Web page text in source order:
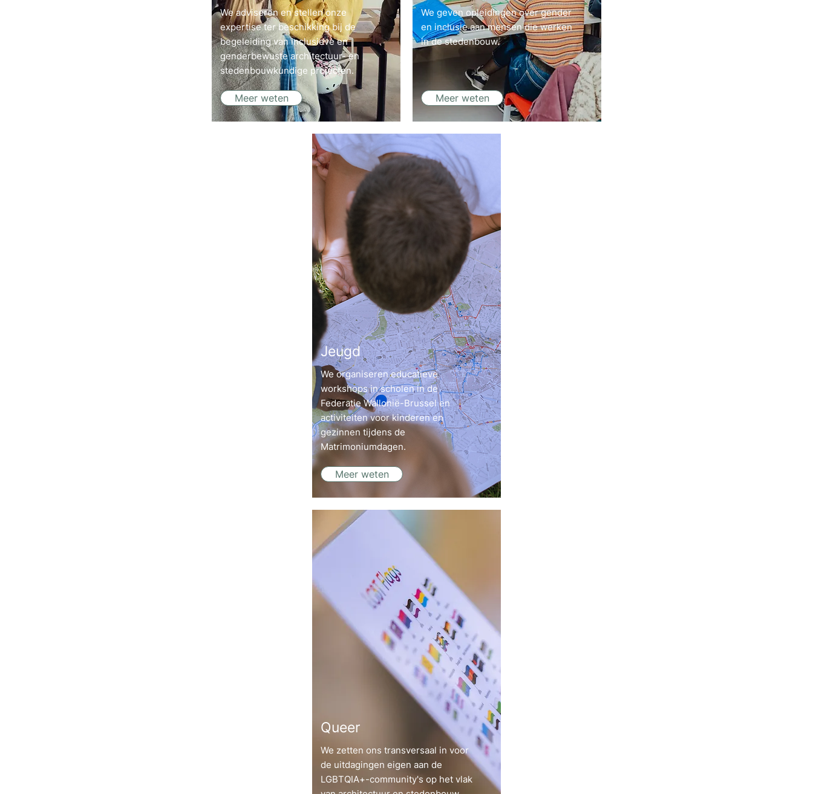
We adviseren en stellen onze
expertise ter beschikking bij de
begeleiding van inclusieve en
genderbewuste architectuur- en
stedenbouwkundige projecten.
Meer weten
We geven opleidingen over gender
en inclusie aan mensen die werken
in de stedenbouw.
Meer weten
Jeugd
We organiseren educatieve
workshops in scholen in de
Federatie Wallonië-Brussel en
activiteiten voor kinderen en
gezinnen tijdens de
Matrimoniumdagen.
Meer weten
Queer
We zetten ons transversaal in voor
de uitdagingen eigen aan de
LGBTQIA+-community's op het vlak